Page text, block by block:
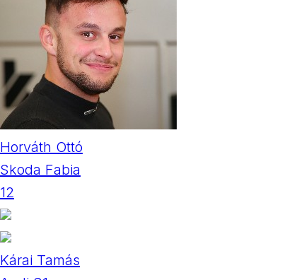
Horváth Ottó
Skoda Fabia
12
Kárai Tamás